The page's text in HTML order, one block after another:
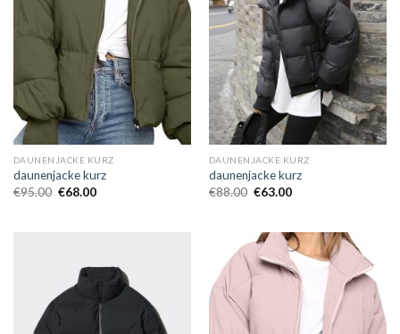
DAUNENJACKE KURZ
daunenjacke kurz
€95.00 €68.00
DAUNENJACKE KURZ
daunenjacke kurz
€88.00 €63.00